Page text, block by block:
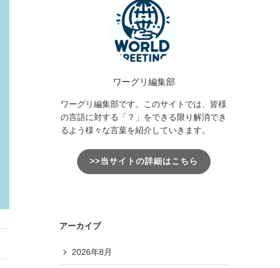
ワーグリ編集部
ワーグリ編集部です。このサイトでは、皆様
の言語に対する「？」をできる限り解消でき
るよう様々な言葉を紹介していきます。
>>当サイトの詳細はこちら
アーカイブ
2026年8月